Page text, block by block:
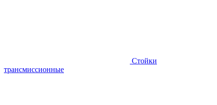
Стойки
трансмиссионные